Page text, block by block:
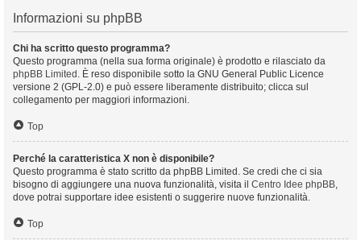
Informazioni su phpBB
Chi ha scritto questo programma?
Questo programma (nella sua forma originale) è prodotto e rilasciato da
phpBB Limited . È reso disponibile sotto la GNU General Public Licence
versione 2 (GPL-2.0) e può essere liberamente distribuito; clicca sul
collegamento per maggiori informazioni.
Top
Perché la caratteristica X non è disponibile?
Questo programma è stato scritto da phpBB Limited. Se credi che ci sia
bisogno di aggiungere una nuova funzionalità, visita il Centro Idee phpBB,
dove potrai supportare idee esistenti o suggerire nuove funzionalità.
Top